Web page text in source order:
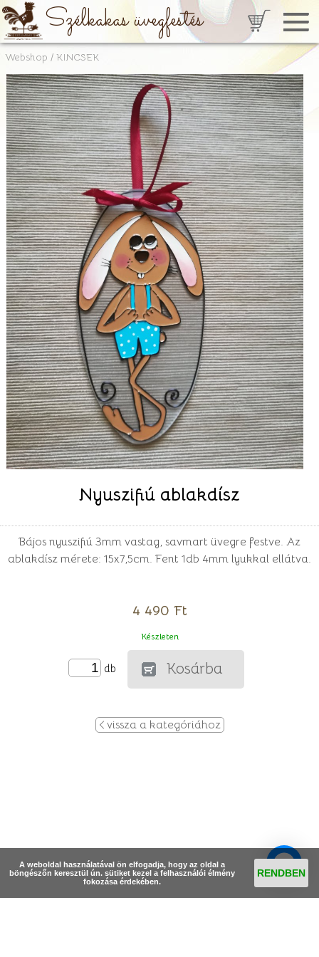
Szélkakas üvegfestés
Webshop / KINCSEK
Nyuszifiú ablakdísz
Bájos nyuszifiú 3mm vastag, savmart üvegre festve. Az
ablakdísz mérete: 15x7,5cm. Fent 1db 4mm lyukkal ellátva.
4 490 Ft
Készleten
db Kosárba
vissza a kategóriához
A weboldal használatával ön elfogadja, hogy az oldal a
böngészőn keresztül ún. sütiket kezel a felhasználói élmény
fokozása érdekében.
RENDBEN